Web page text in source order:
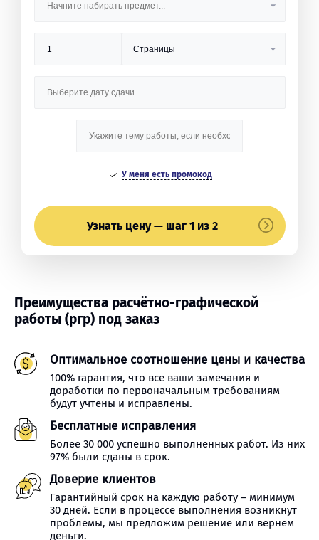
У меня есть промокод
Узнать цену — шаг 1 из 2
Преимущества расчётно-графической
работы (ргр) под заказ
Оптимальное соотношение цены и качества
100% гарантия, что все ваши замечания и
доработки по первоначальным требованиям
будут учтены и исправлены.
Бесплатные исправления
Более 30 000 успешно выполненных работ. Из них
97% были сданы в срок.
Доверие клиентов
Гарантийный срок на каждую работу – минимум
30 дней. Если в процессе выполнения возникнут
проблемы, мы предложим решение или вернем
деньги.